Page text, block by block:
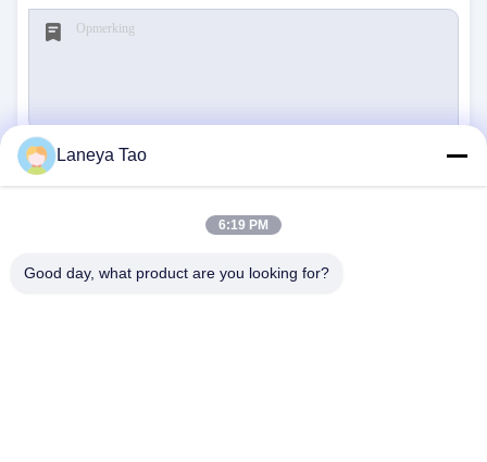
Laneya Tao
6:19 PM
Good day, what product are you looking for?